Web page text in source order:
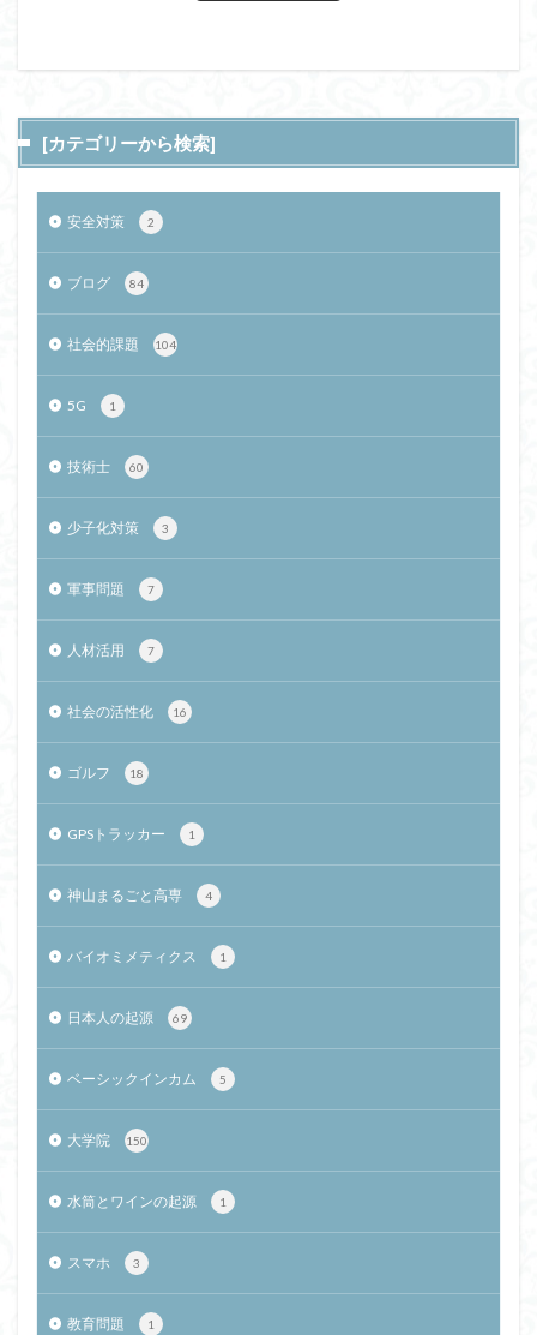
[カテゴリーから検索]
安全対策 2
ブログ 84
社会的課題 104
5G 1
技術士 60
少子化対策 3
軍事問題 7
人材活用 7
社会の活性化 16
ゴルフ 18
GPSトラッカー 1
神山まるごと高専 4
バイオミメティクス 1
日本人の起源 69
ベーシックインカム 5
大学院 150
水筒とワインの起源 1
スマホ 3
教育問題 1